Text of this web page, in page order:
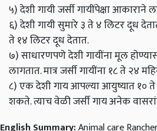
५) देशी गायी जर्सी गायींपेक्षा आकाराने
६) देशी गायी सुमारे ३ ते ४ लिटर दूध
ते १४ लिटर दूध देतात.
७) साधारणपणे देशी गायींना मूल
लागतात. मात्र जर्सी गायींना १८ ते २४
८) एक देशी गाय आपल्या आयुष्यात १० ते
शकते. त्याच वेळी जर्सी गाय अनेक